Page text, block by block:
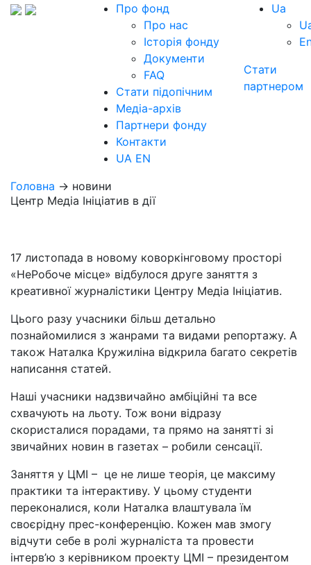
Про фонд
Про нас
Історія фонду
Документи
FAQ
Стати підопічним
Медіа-архів
Партнери фонду
Контакти
UA EN
Ua
Стати
партнером
Головна → новини
Центр Медіа Ініціатив в дії
17 листопада в новому коворкінговому просторі
«НеРобоче місце» відбулося друге заняття з
креативної журналістики Центру Медіа Ініціатив.
Цього разу учасники більш детально
познайомилися з жанрами та видами репортажу. А
також Наталка Кружиліна відкрила багато секретів
написання статей.
Наші учасники надзвичайно амбіційні та все
схвачують на льоту. Тож вони відразу
скористалися порадами, та прямо на занятті зі
звичайних новин в газетах – робили сенсації.
Заняття у ЦМІ – це не лише теорія, це максиму
практики та інтерактиву. У цьому студенти
переконалися, коли Наталка влаштувала їм
своєрідну прес-конференцію. Кожен мав змогу
відчути себе в ролі журналіста та провести
інтерв’ю з керівником проекту ЦМІ – президентом